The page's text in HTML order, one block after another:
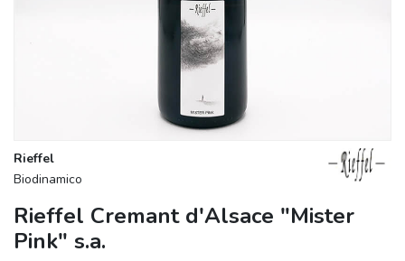
Rieffel
Biodinamico
Rieffel Cremant d'Alsace "Mister
Pink" s.a.